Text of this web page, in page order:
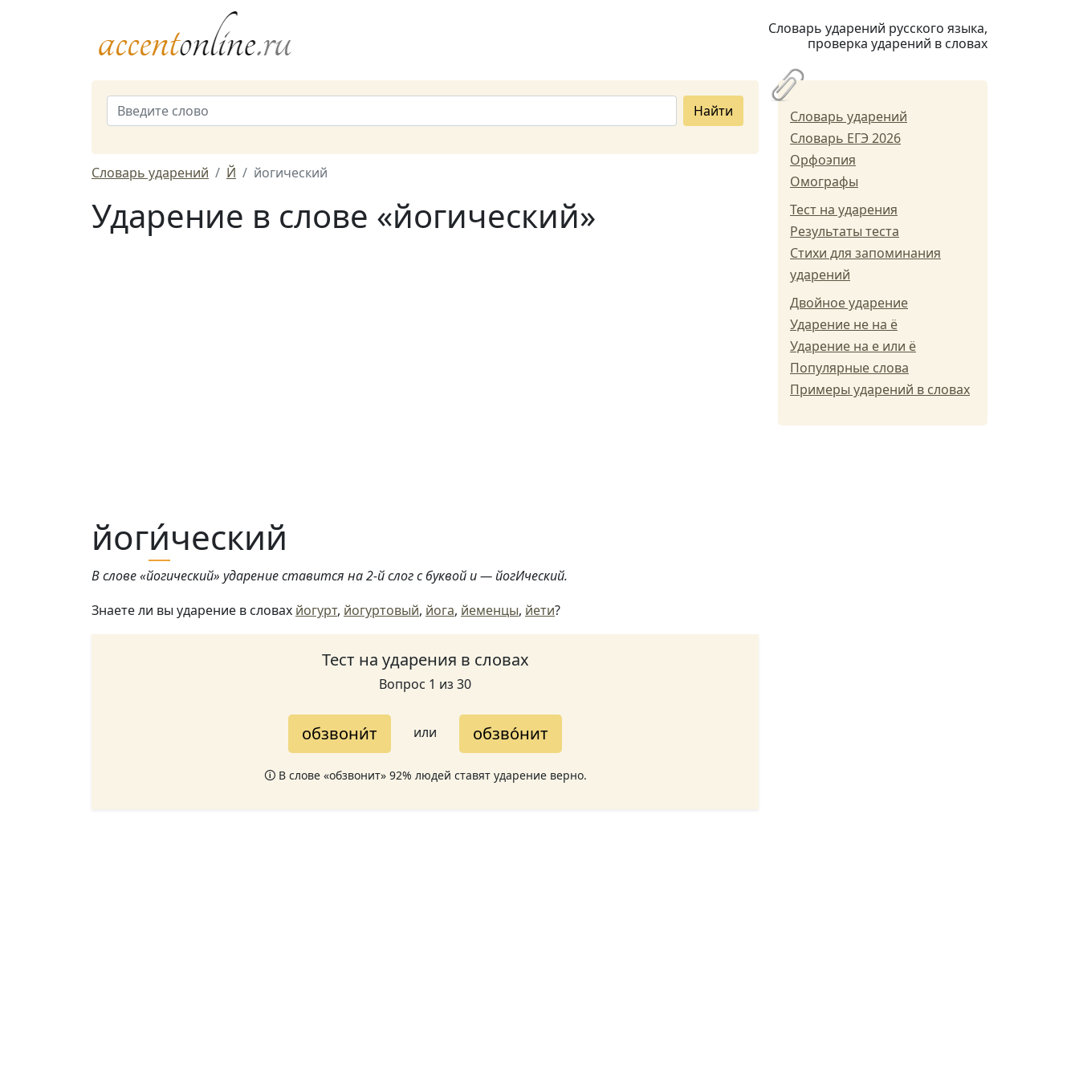
Словарь ударений русского языка,
проверка ударений в словах
Найти
Словарь ударений Й йогический
Ударение в слове «йогический»
йоги́ческий
В слове «йогический» ударение ставится на 2-й слог с буквой и — йогИческий.
Знаете ли вы ударение в словах йогурт, йогуртовый, йога, йеменцы, йети?
Тест на ударения в словах
Вопрос 1 из 30
обзвони́т или обзво́нит
🛈 В слове «обзвонит» 92% людей ставят ударение верно.
Словарь ударений
Словарь ЕГЭ 2026
Орфоэпия
Омографы
Тест на ударения
Результаты теста
Стихи для запоминания
ударений
Двойное ударение
Ударение не на ё
Ударение на е или ё
Популярные слова
Примеры ударений в словах